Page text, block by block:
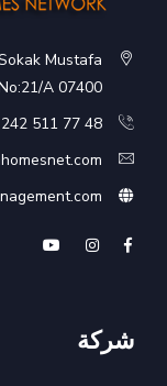
Mustafa
A 07400
48 77 511 242 90+
شركة